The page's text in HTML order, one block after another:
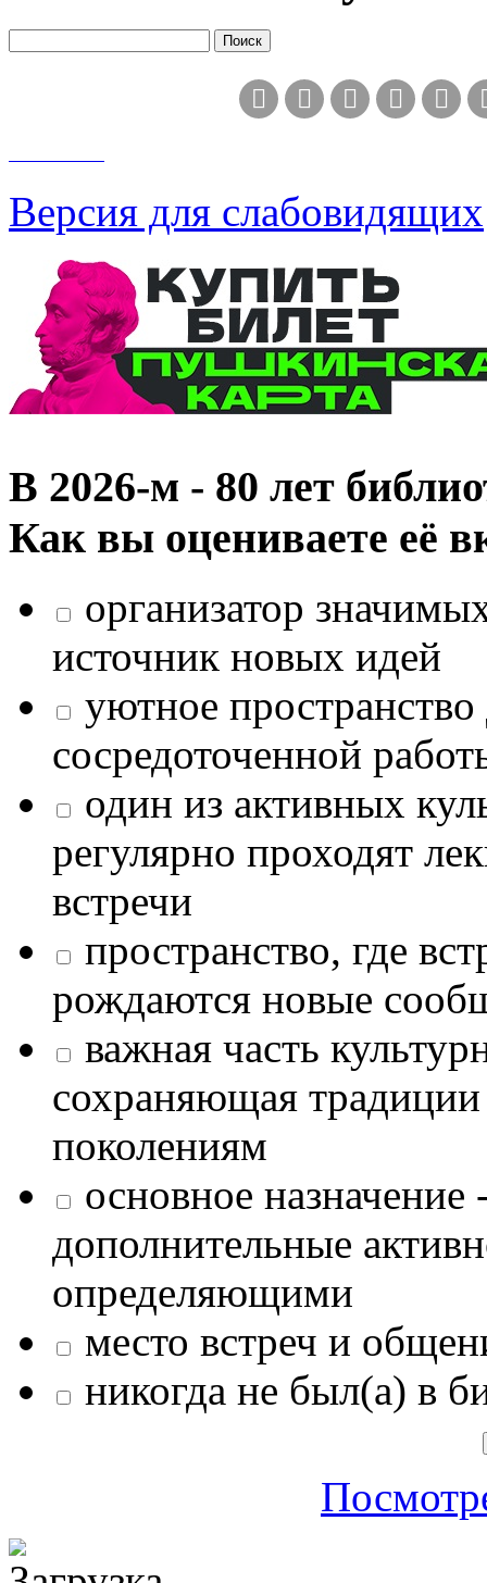
Версия для слабовидящих
В 2026‑м - 80 лет
Как вы оцениваете её
организатор
источник новых идей
уютное
сосредоточенной
один из активных
регулярно проходят
встречи
пространство, где
рождаются новые
важная часть
сохраняющая
поколениям
основное назначение
дополнительные
определяющими
место встреч и
никогда не был(а) в